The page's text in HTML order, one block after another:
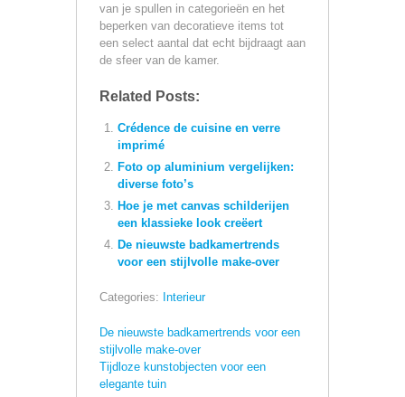
van je spullen in categorieën en het
beperken van decoratieve items tot
een select aantal dat echt bijdraagt aan
de sfeer van de kamer.
Related Posts:
Crédence de cuisine en verre
imprimé
Foto op aluminium vergelijken:
diverse foto’s
Hoe je met canvas schilderijen
een klassieke look creëert
De nieuwste badkamertrends
voor een stijlvolle make-over
Categories: Interieur
De nieuwste badkamertrends voor een
stijlvolle make-over
Tijdloze kunstobjecten voor een
elegante tuin